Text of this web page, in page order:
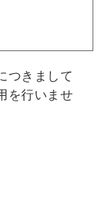
つきまして
を行いませ